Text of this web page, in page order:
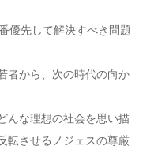
優先して解決すべき問題
者から、次の時代の向か
んな理想の社会を思い描
転させるノジェスの尊厳